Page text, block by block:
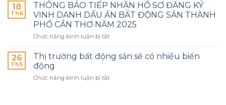
18
Th6
THÔNG BÁO TIẾP NHẬN HỒ SƠ ĐĂNG KÝ
VINH DANH DẤU ẤN BẤT ĐỘNG SẢN THÀNH
PHỐ CẦN THƠ NĂM 2025
Chức năng bình luận bị tắt
26
Th5
Thị trường bất động sản sẽ có nhiều biến
động
Chức năng bình luận bị tắt